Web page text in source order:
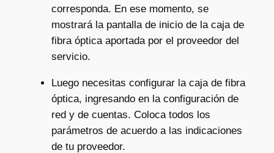
corresponda. En ese momento, se
mostrará la pantalla de inicio de la caja de
fibra óptica aportada por el proveedor del
servicio.
Luego necesitas configurar la caja de fibra
óptica, ingresando en la configuración de
red y de cuentas. Coloca todos los
parámetros de acuerdo a las indicaciones
de tu proveedor.